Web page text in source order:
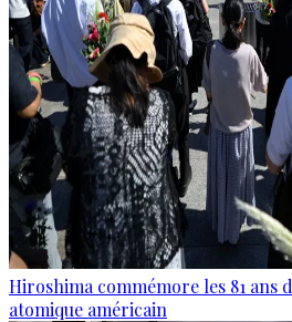
Hiroshima commémore les 81 ans
atomique américain